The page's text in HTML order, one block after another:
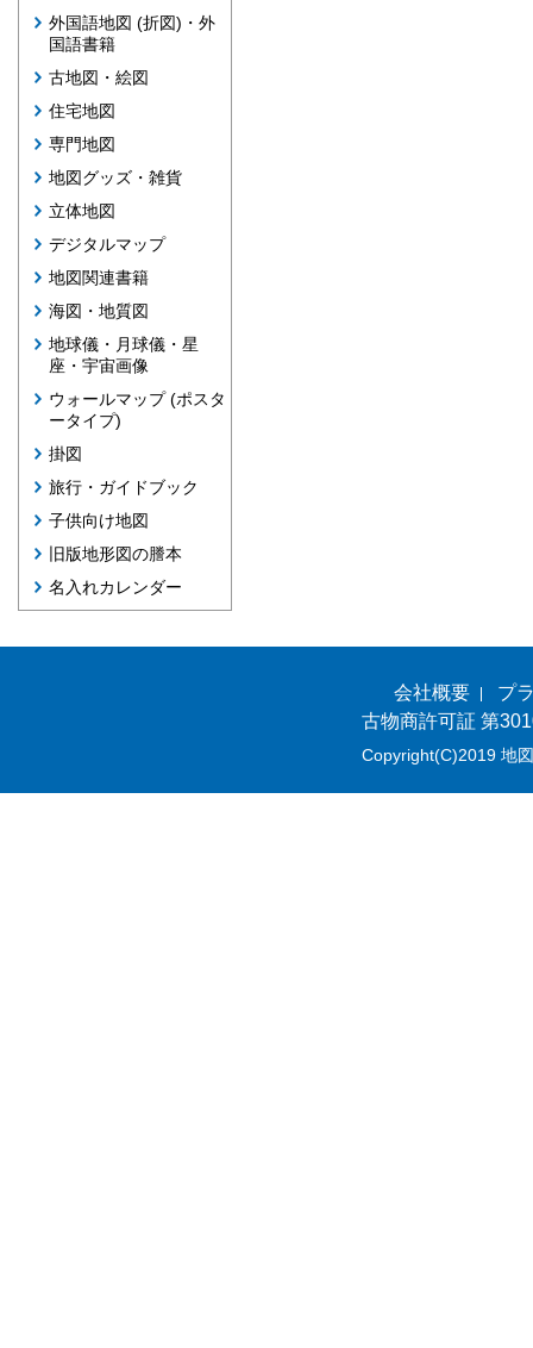
外国語地図 (折図)・外
国語書籍
古地図・絵図
住宅地図
専門地図
地図グッズ・雑貨
立体地図
デジタルマップ
地図関連書籍
海図・地質図
地球儀・月球儀・星
座・宇宙画像
ウォールマップ (ポスタ
ータイプ)
掛図
旅行・ガイドブック
子供向け地図
旧版地形図の謄本
名入れカレンダー
会社概要
プ
古物商許可証 第
Copyright(C)2019 地